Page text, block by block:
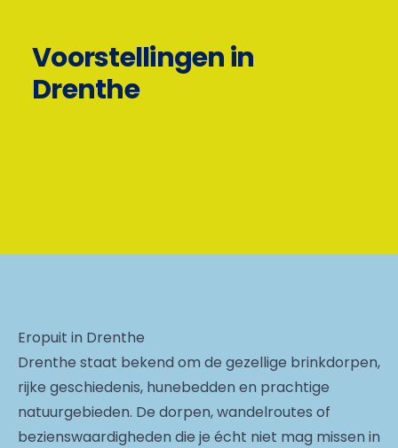
Voorstellingen in
Drenthe
Eropuit in Drenthe
Drenthe staat bekend om de gezellige brinkdorpen,
rijke geschiedenis, hunebedden en prachtige
natuurgebieden. De dorpen, wandelroutes of
bezienswaardigheden die je écht niet mag missen in